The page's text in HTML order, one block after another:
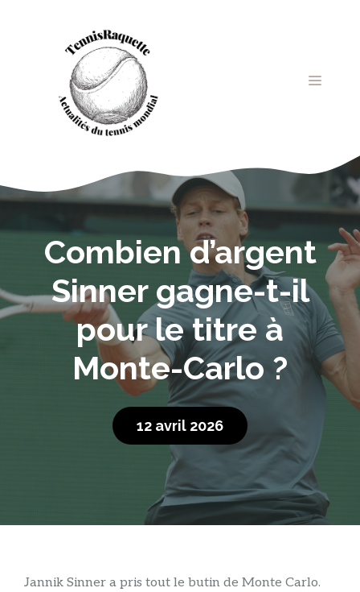
MENU
Combien d’argent
Sinner gagne-t-il
pour le titre à
Monte-Carlo ?
12 avril 2026
Jannik Sinner a pris tout le butin de Monte Carlo.